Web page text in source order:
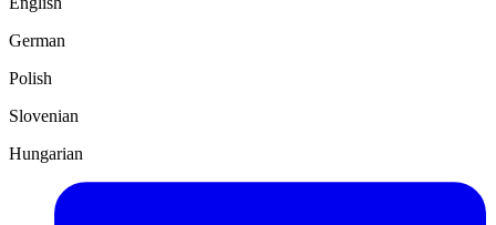
German
Polish
Slovenian
Hungarian